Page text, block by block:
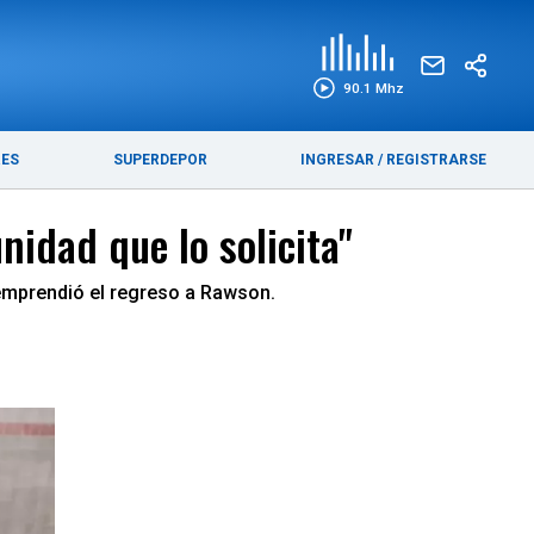
90.1 Mhz
SUPERDEPOR INGRESAR / REGISTRARSE
que lo solicita"
el regreso a Rawson.